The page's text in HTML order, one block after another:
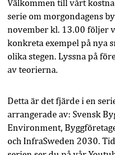
Välkommen till vårt
serie om morgondagens
november kl. 13.00 följer
konkreta exempel på nya
olika stegen. Lyssna på
av teorierna.
Detta är det fjärde i en
arrangerade av: Svensk
Environment,
och InfraSweden 2030.